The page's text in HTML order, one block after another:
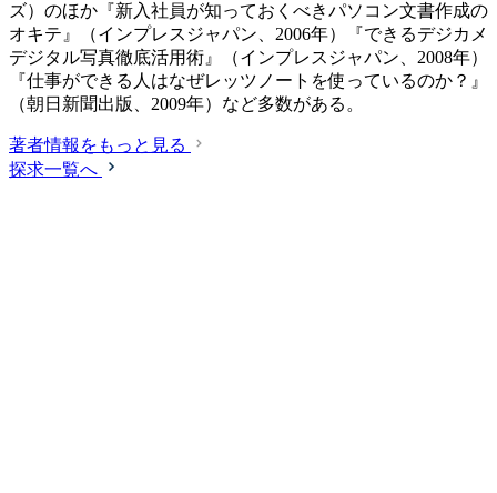
ズ）のほか『新入社員が知っておくべきパソコン文書作成の
オキテ』（インプレスジャパン、2006年）『できるデジカメ
デジタル写真徹底活用術』（インプレスジャパン、2008年）
『仕事ができる人はなぜレッツノートを使っているのか？』
（朝日新聞出版、2009年）など多数がある。
著者情報をもっと見る
探求一覧へ